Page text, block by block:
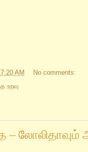
7:20 AM
No comments:
உறவு
லோலிதாவும்